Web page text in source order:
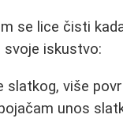
se lice čisti
svoje iskustvo:
slatkog, više
unos